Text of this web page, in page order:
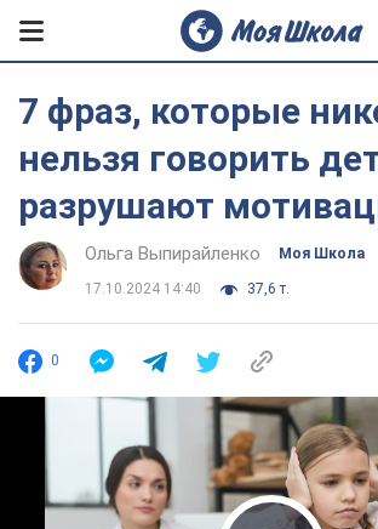
7 фраз, которые
нельзя говорить
разрушают
Ольга Выпирайленко Моя Школа
17.10.2024 14:40 37,6 т.
0